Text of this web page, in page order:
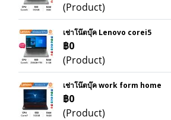
(Product)
เช่าโน๊ตบุ๊ค Lenovo corei5
฿0
(Product)
เช่าโน๊ตบุ๊ค work form home
฿0
(Product)